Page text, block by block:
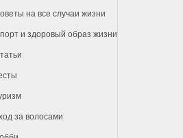
на все случаи жизни
и здоровый образ жизни
за волосами